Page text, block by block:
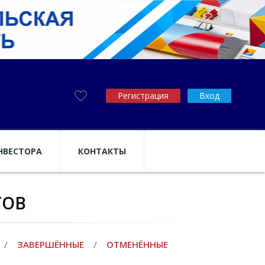
Регистрация Вход
КОНТАКТЫ
/ ЗАВЕРШЁННЫЕ / ОТМЕНЁННЫЕ